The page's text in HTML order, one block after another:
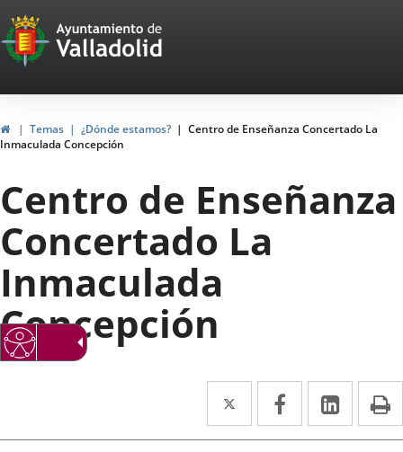
Portal
Web
del
Ayuntamiento
de
Valladolid
InicioTemas ¿Dónde estamos?
Centro de Enseñanza Concertado La
Inmaculada Concepción
Centro de Enseñanza
Concertado La
Inmaculada
Concepción
Twitter
Enlace
a
Facebook
Enlace
a
Enlace
a